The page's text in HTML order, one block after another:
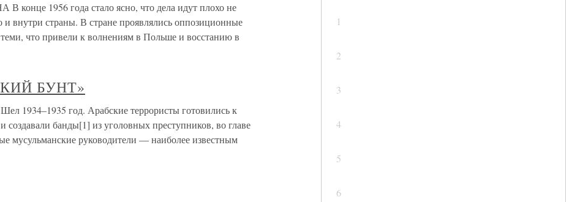
1
2
3
4
5
6
1956 года стало ясно, что дела идут плохо не
и внутри страны. В стране проявлялись оппозиционные
что привели к волнениям в Польше и восстанию в
БУНТ»
1934–1935 год. Арабские террористы готовились к
создавали банды[1] из уголовных преступников, во главе
мусульманские руководители — наиболее известным